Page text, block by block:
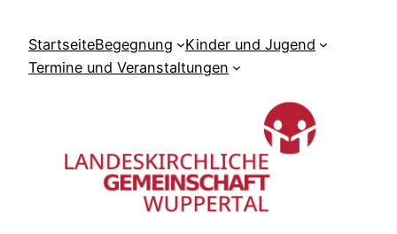
Inhalt
springen
StartseiteBegegnung
Kinder und Jugend
Termine und Veranstaltungen